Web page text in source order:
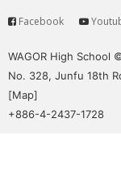
Service
Facebook
WAGOR High School
No. 328, Junfu 18th
[Map]
+886-4-2437-1728